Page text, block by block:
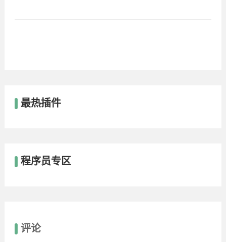
最热插件
程序员专区
评论